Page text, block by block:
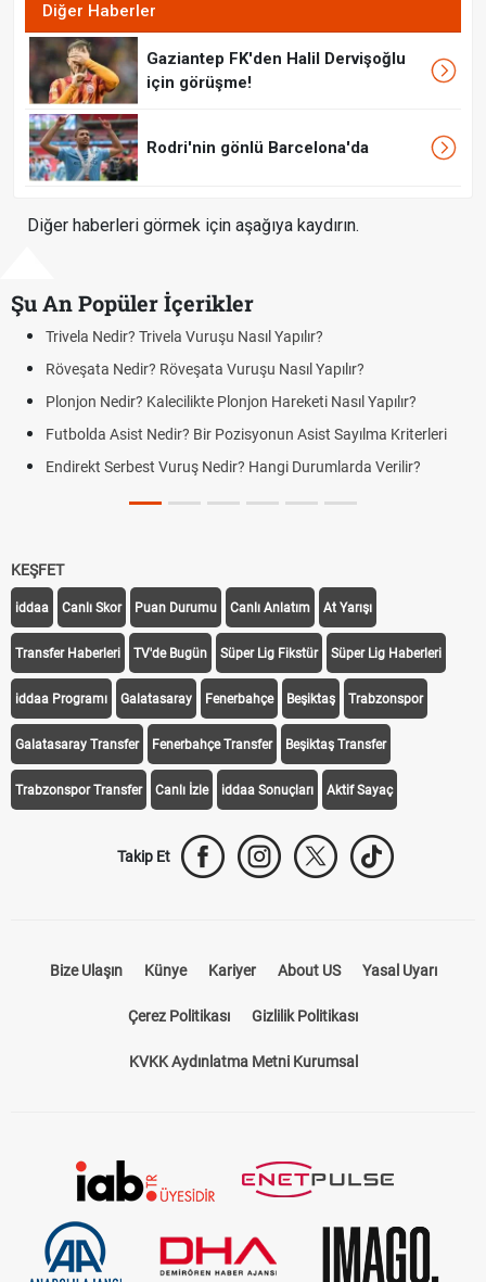
Diğer Haberler
Gaziantep FK'den Halil Dervişoğlu
için görüşme!
Rodri'nin gönlü Barcelona'da
Diğer haberleri görmek için aşağıya kaydırın.
Şu An Popüler İçerikler
Nedir? Trivela Vuruşu Nasıl Yapılır?
Nedir? Röveşata Vuruşu Nasıl Yapılır?
Nedir? Kalecilikte Plonjon Hareketi Nasıl Yapılır?
Asist Nedir? Bir Pozisyonun Asist Sayılma Kriterleri
Serbest Vuruş Nedir? Hangi Durumlarda Verilir?
KEŞFET
iddaa Canlı Skor Puan Durumu Canlı Anlatım At Yarışı
Transfer Haberleri TV'de Bugün Süper Lig Fikstür Süper Lig Haberleri
iddaa Programı Galatasaray Fenerbahçe Beşiktaş Trabzonspor
Galatasaray Transfer Fenerbahçe Transfer Beşiktaş Transfer
Canlı İzle iddaa Sonuçları Aktif Sayaç
Künye Kariyer About US
Çerez Politikası Gizlilik Politikası